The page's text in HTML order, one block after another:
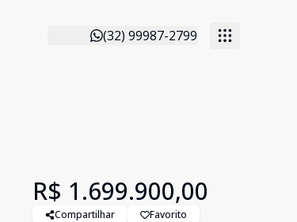
(32) 99987-2799
R$ 1.699.900,00
Compartilhar Favorito